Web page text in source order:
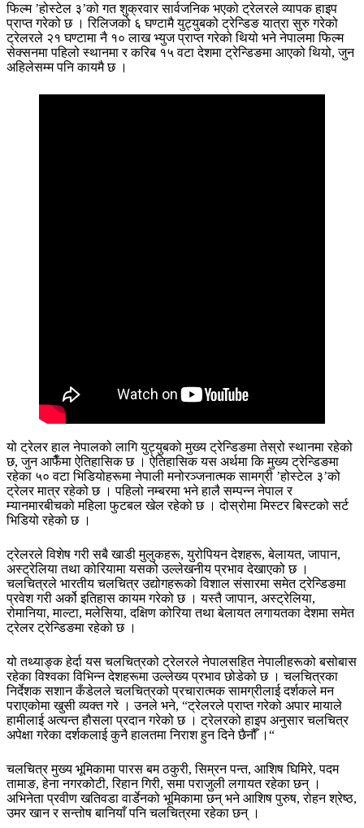
फिल्म ’होस्टेल ३’को गत शुक्रवार सार्वजनिक भएको ट्रेलरले व्यापक हाइप
प्राप्त गरेको छ । रिलिजको ६ घण्टामै युट्युबको ट्रेन्डिङ यात्रा सुरु गरेको
ट्रेलरले २१ घण्टामा नै १० लाख भ्युज प्राप्त गरेको थियो भने नेपालमा फिल्म
सेक्सनमा पहिलो स्थानमा र करिब १५ वटा देशमा ट्रेन्डिङमा आएको थियो, जुन
अहिलेसम्म पनि कायमै छ ।
यो ट्रेलर हाल नेपालको लागि युट्युबको मुख्य ट्रेन्डिङमा तेस्रो स्थानमा रहेको
छ, जुन आफैँमा ऐतिहासिक छ । ऐतिहासिक यस अर्थमा कि मुख्य ट्रेन्डिङमा
रहेका ५० वटा भिडियोहरूमा नेपाली मनोरञ्जनात्मक सामग्री ’होस्टेल ३’को
ट्रेलर मात्र रहेको छ । पहिलो नम्बरमा भने हालै सम्पन्न नेपाल र
म्यानमारबीचको महिला फुटबल खेल रहेको छ । दोस्रोमा मिस्टर बिस्टको सर्ट
भिडियो रहेको छ ।
ट्रेलरले विशेष गरी सबै खाडी मुलुकहरू, युरोपियन देशहरू, बेलायत, जापान,
अस्ट्रेलिया तथा कोरियामा यसको उल्लेखनीय प्रभाव देखाएको छ ।
चलचित्रले भारतीय चलचित्र उद्योगहरूको विशाल संसारमा समेत ट्रेन्डिङमा
प्रवेश गरी अर्को इतिहास कायम गरेको छ । यस्तै जापान, अस्ट्रेलिया,
रोमानिया, माल्टा, मलेसिया, दक्षिण कोरिया तथा बेलायत लगायतका देशमा समेत
ट्रेलर ट्रेन्डिङमा रहेको छ ।
यो तथ्याङ्क हेर्दा यस चलचित्रको ट्रेलरले नेपालसहित नेपालीहरूको बसोबास
रहेका विश्वका विभिन्न देशहरूमा उल्लेख्य प्रभाव छोडेको छ । चलचित्रका
निर्देशक सशान कँडेलले चलचित्रको प्रचारात्मक सामग्रीलाई दर्शकले मन
पराएकोमा खुसी व्यक्त गरे । उनले भने, “ट्रेलरले प्राप्त गरेको अपार मायाले
हामीलाई अत्यन्त हौसला प्रदान गरेको छ । ट्रेलरको हाइप अनुसार चलचित्र
अपेक्षा गरेका दर्शकलाई कुनै हालतमा निराश हुन दिने छैनौँ ।“
चलचित्र मुख्य भूमिकामा पारस बम ठकुरी, सिम्रन पन्त, आशिष घिमिरे, पदम
तामाङ, हेना नगरकोटी, रिहान गिरी, समा पराजुली लगायत रहेका छन् ।
अभिनेता प्रवीण खतिवडा वार्डेनको भूमिकामा छन् भने आशिष पुरुष, रोहन श्रेष्ठ,
उमर खान र सन्तोष बानियाँ पनि चलचित्रमा रहेका छन् ।